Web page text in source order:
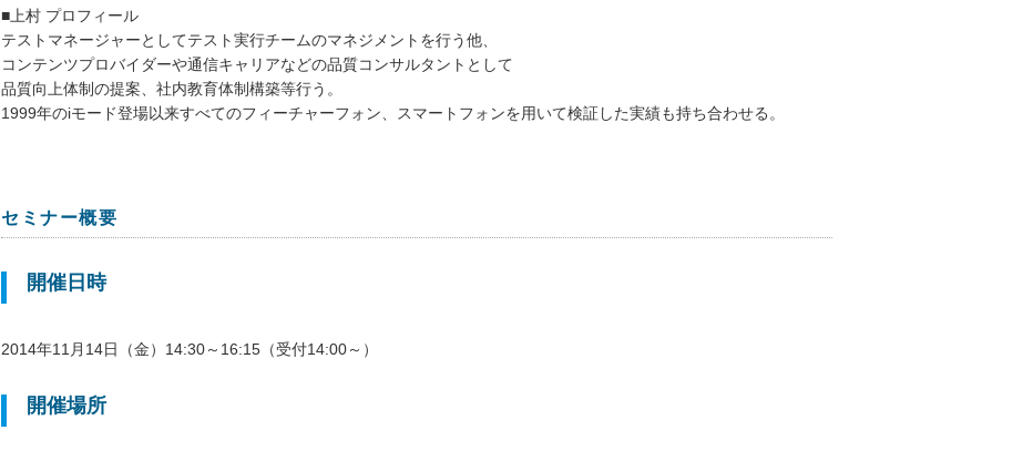
■上村 プロフィール
テストマネージャーとしてテスト実行チームのマネジメントを行う他、
コンテンツプロバイダーや通信キャリアなどの品質コンサルタントとして
品質向上体制の提案、社内教育体制構築等行う。
1999年のiモード登場以来すべてのフィーチャーフォン、スマートフォンを用いて検証した実績も持ち合わせる。
セミナー概要
開催日時
2014年11月14日（金）14:30～16:15（受付14:00～）
開催場所